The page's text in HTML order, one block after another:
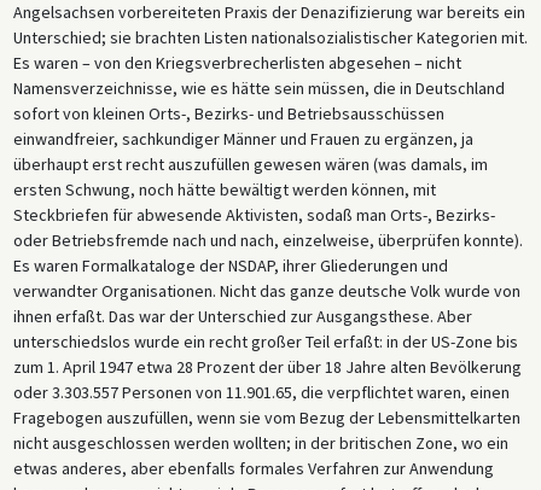
Angelsachsen vorbereiteten Praxis der Denazifizierung war bereits ein
Unterschied; sie brachten Listen nationalsozialistischer Kategorien mit.
Es waren – von den Kriegsverbrecherlisten abgesehen – nicht
Namensverzeichnisse, wie es hätte sein müssen, die in Deutschland
sofort von kleinen Orts-, Bezirks- und Betriebsausschüssen
einwandfreier, sachkundiger Männer und Frauen zu ergänzen, ja
überhaupt erst recht auszufüllen gewesen wären (was damals, im
ersten Schwung, noch hätte bewältigt werden können, mit
Steckbriefen für abwesende Aktivisten, sodaß man Orts-, Bezirks-
oder Betriebsfremde nach und nach, einzelweise, überprüfen konnte).
Es waren Formalkataloge der NSDAP, ihrer Gliederungen und
verwandter Organisationen. Nicht das ganze deutsche Volk wurde von
ihnen erfaßt. Das war der Unterschied zur Ausgangsthese. Aber
unterschiedslos wurde ein recht großer Teil erfaßt: in der US-Zone bis
zum 1. April 1947 etwa 28 Prozent der über 18 Jahre alten Bevölkerung
oder 3.303.557 Personen von 11.901.65, die verpflichtet waren, einen
Fragebogen auszufüllen, wenn sie vom Bezug der Lebensmittelkarten
nicht ausgeschlossen werden wollten; in der britischen Zone, wo ein
etwas anderes, aber ebenfalls formales Verfahren zur Anwendung